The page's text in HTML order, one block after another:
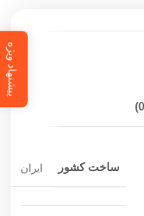
ساخت کشور ایران
پیشنهاد ویژه